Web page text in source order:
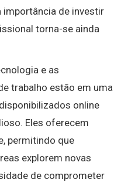
de investir
torna-se ainda
e as
trabalho estão em uma
online
Eles oferecem
permitindo que
explorem novas
de comprometer